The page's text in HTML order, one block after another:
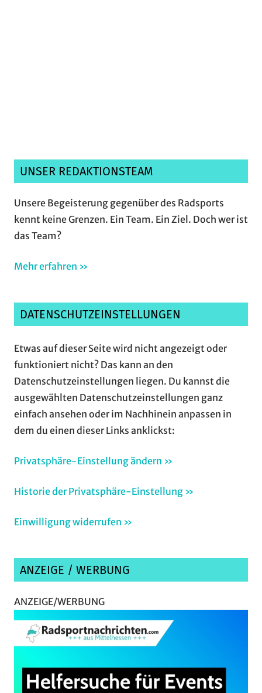
UNSER REDAKTIONSTEAM
Unsere Begeisterung gegenüber des Radsports
kennt keine Grenzen. Ein Team. Ein Ziel. Doch wer ist
das Team?
Mehr erfahren »
DATENSCHUTZEINSTELLUNGEN
Etwas auf dieser Seite wird nicht angezeigt oder
funktioniert nicht? Das kann an den
Datenschutzeinstellungen liegen. Du kannst die
ausgewählten Datenschutzeinstellungen ganz
einfach ansehen oder im Nachhinein anpassen in
dem du einen dieser Links anklickst:
Privatsphäre-Einstellung ändern »
Historie der Privatsphäre-Einstellung »
Einwilligung widerrufen »
ANZEIGE / WERBUNG
ANZEIGE/WERBUNG